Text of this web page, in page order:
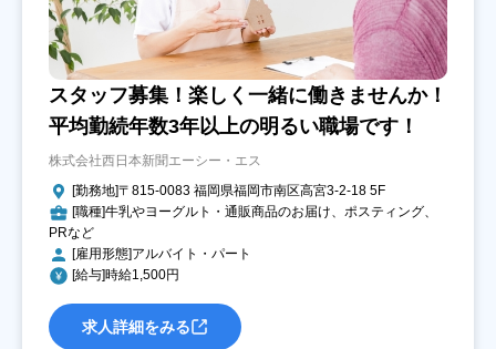
スタッフ募集！楽しく一緒に働きませんか！
平均勤続年数3年以上の明るい職場です！
株式会社西日本新聞エーシー・エス
[勤務地]〒815-0083 福岡県福岡市南区高宮3-2-18 5F
[職種]牛乳やヨーグルト・通販商品のお届け、ポスティング、
PRなど
[雇用形態]アルバイト・パート
[給与]時給1,500円
求人詳細をみる